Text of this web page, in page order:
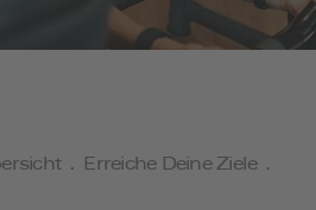
. Erreiche Deine Ziele .